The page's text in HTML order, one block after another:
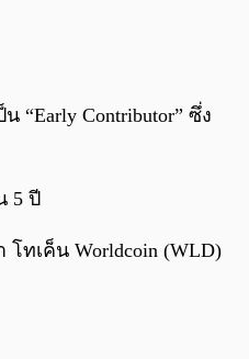
0:00 /
“Early Contributor” ซึ่ง
5 ปี
ทเค็น Worldcoin (WLD)